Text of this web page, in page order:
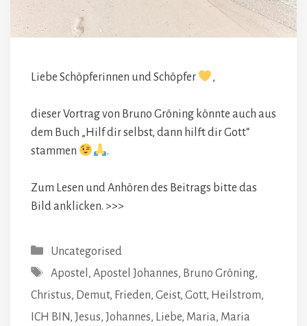
Liebe Schöpferinnen und Schöpfer ,
dieser Vortrag von Bruno Gröning könnte auch aus
dem Buch „Hilf dir selbst, dann hilft dir Gott“
stammen
.
Zum Lesen und Anhören des Beitrags bitte das
Bild anklicken. >>>
Kategorien
Uncategorised
Schlagwörter
Apostel , Apostel Johannes, Bruno Gröning,
Christus, Demut, Frieden, Geist, Gott, Heilstrom,
ICH BIN, Jesus, Johannes, Liebe, Maria, Maria